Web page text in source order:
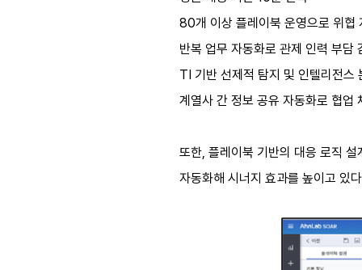
80개 이상 플레이북 운영으로 위협
반복 업무 자동화로 관제 인력 부담
TI 기반 선제적 탐지 및 인텔리전스
계열사 간 정보 공유 자동화로 협업
또한, 플레이북 기반의 대응 로직
자동화해 시너지 효과를 높이고 있